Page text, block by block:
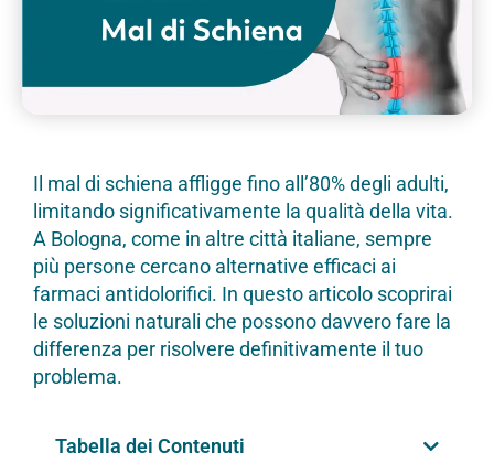
Il mal di schiena affligge fino all’80% degli adulti,
limitando significativamente la qualità della vita.
A Bologna, come in altre città italiane, sempre
più persone cercano alternative efficaci ai
farmaci antidolorifici. In questo articolo scoprirai
le soluzioni naturali che possono davvero fare la
differenza per risolvere definitivamente il tuo
problema.
Tabella dei Contenuti